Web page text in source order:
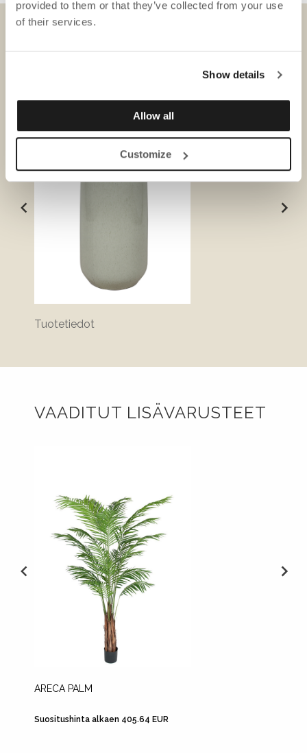
provided to them or that they’ve collected from your use
of their services.
Show details
Allow all
Customize
DOWNLOADS
Tuotetiedot
VAADITUT LISÄVARUSTEET
ARECA PALM
Suositushinta alkaen 405.64 EUR